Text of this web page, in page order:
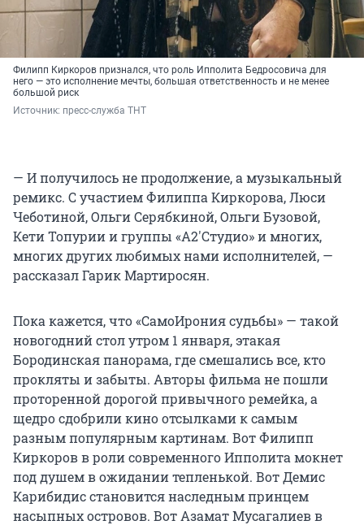
Филипп Киркоров признался, что роль Ипполита Бедросовича для
него — это исполнение мечты, большая ответственность и не менее
большой риск
Источник: пресс-служба ТНТ
— И получилось не продолжение, а музыкальный
ремикс. С участием Филиппа Киркорова, Люси
Чеботиной, Ольги Серябкиной, Ольги Бузовой,
Кети Топурии и группы «А2'Студио» и многих,
многих других любимых нами исполнителей, —
рассказал Гарик Мартиросян.
Пока кажется, что «СамоИрония судьбы» — такой
новогодний стол утром 1 января, этакая
Бородинская панорама, где смешались все, кто
прокляты и забыты. Авторы фильма не пошли
проторенной дорогой привычного ремейка, а
щедро сдобрили кино отсылками к самым
разным популярным картинам. Вот Филипп
Киркоров в роли современного Ипполита мокнет
под душем в ожидании тепленькой. Вот Демис
Карибидис становится наследным принцем
насыпных островов. Вот Азамат Мусагалиев в